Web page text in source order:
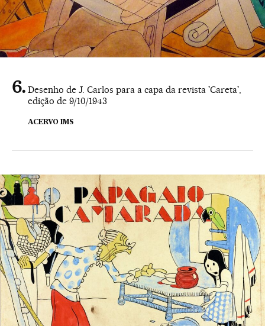
Desenho de J. Carlos para a capa da revista 'Careta',
edição de 9/10/1943
ACERVO IMS